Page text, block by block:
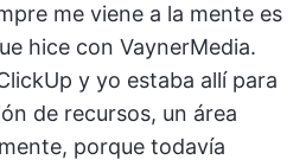
me viene a la mente es
hice con VaynerMedia.
y yo estaba allí para
de recursos, un área
porque todavía